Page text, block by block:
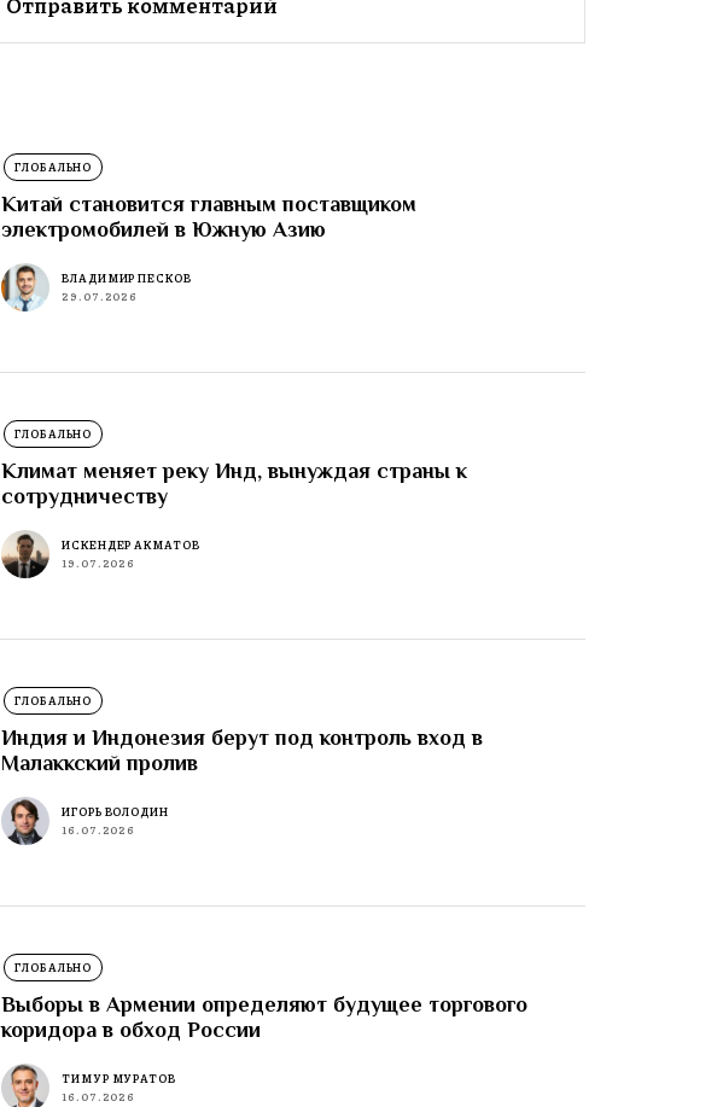
ГЛОБАЛЬНО
Китай становится главным поставщиком
электромобилей в Южную Азию
ВЛАДИМИР ПЕСКОВ
29.07.2026
ГЛОБАЛЬНО
Климат меняет реку Инд, вынуждая страны к
сотрудничеству
ИСКЕНДЕР АКМАТОВ
19.07.2026
ГЛОБАЛЬНО
Индия и Индонезия берут под контроль вход в
Малаккский пролив
ИГОРЬ ВОЛОДИН
16.07.2026
ГЛОБАЛЬНО
Выборы в Армении определяют будущее торгового
коридора в обход России
ТИМУР МУРАТОВ
16.07.2026